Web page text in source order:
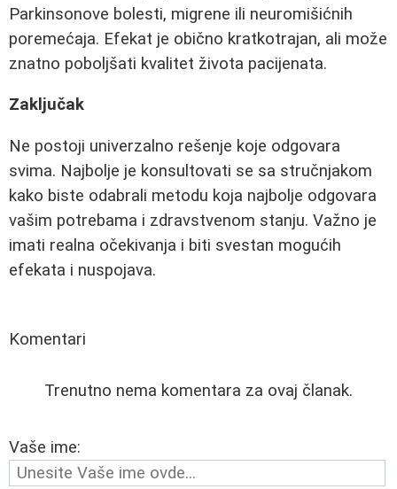
Parkinsonove bolesti, migrene ili neuromišićnih
poremećaja. Efekat je obično kratkotrajan, ali može
znatno poboljšati kvalitet života pacijenata.
Zaključak
Ne postoji univerzalno rešenje koje odgovara
svima. Najbolje je konsultovati se sa stručnjakom
kako biste odabrali metodu koja najbolje odgovara
vašim potrebama i zdravstvenom stanju. Važno je
imati realna očekivanja i biti svestan mogućih
efekata i nuspojava.
Komentari
Trenutno nema komentara za ovaj članak.
Vaše ime: